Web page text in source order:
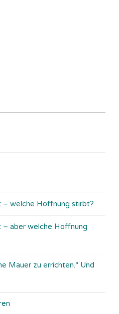
welche Hoffnung stirbt?
aber welche Hoffnung
Mauer zu errichten.“ Und